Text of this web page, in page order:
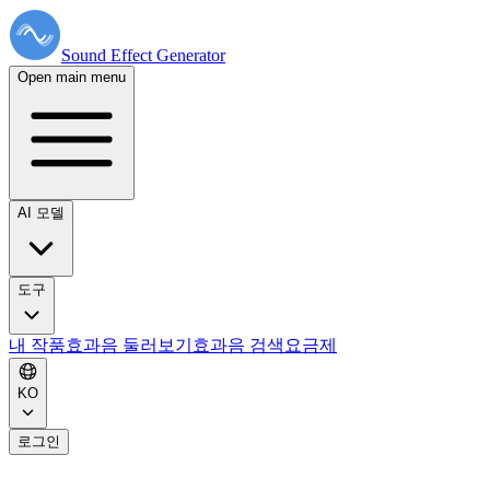
Sound Effect Generator
Open main menu
AI 모델
도구
내 작품효과음 둘러보기 효과음 검색 요금제
KO
로그인